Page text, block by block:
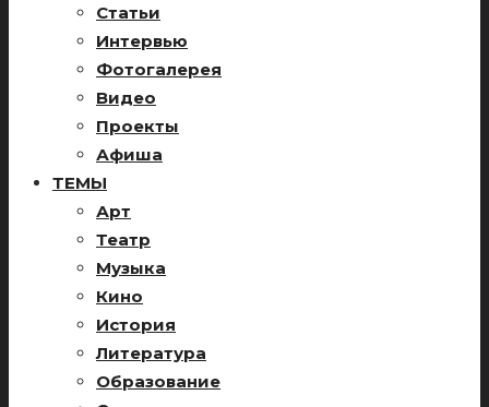
Статьи
Интервью
Фотогалерея
Видео
Проекты
Афиша
ТЕМЫ
Арт
Театр
Музыка
Кино
История
Литература
Образование